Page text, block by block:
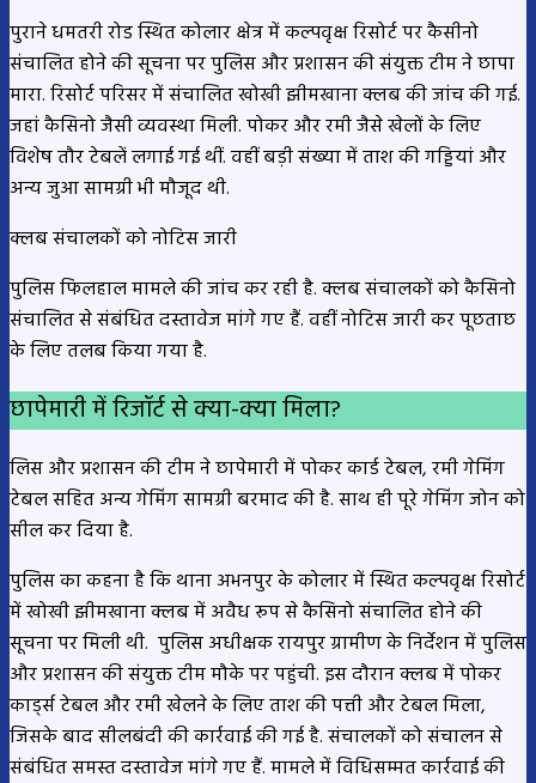
पुराने धमतरी रोड स्थित कोलार क्षेत्र में कल्पवृक्ष रिसोर्ट पर कैसीनो
संचालित होने की सूचना पर पुलिस और प्रशासन की संयुक्त टीम ने छापा
मारा. रिसोर्ट परिसर में संचालित खोखी झीमखाना क्लब की जांच की गई.
जहां कैसिनो जैसी व्यवस्था मिली. पोकर और रमी जैसे खेलों के लिए
विशेष तौर टेबलें लगाई गई थीं. वहीं बड़ी संख्या में ताश की गड्डियां और
अन्य जुआ सामग्री भी मौजूद थी.
क्लब संचालकों को नोटिस जारी
पुलिस फिलहाल मामले की जांच कर रही है. क्लब संचालकों को कैसिनो
संचालित से संबंधित दस्तावेज मांगे गए हैं. वहीं नोटिस जारी कर पूछताछ
के लिए तलब किया गया है.
छापेमारी में रिजॉर्ट से क्या-क्या मिला?
लिस और प्रशासन की टीम ने छापेमारी में पोकर कार्ड टेबल, रमी गेमिंग
टेबल सहित अन्य गेमिंग सामग्री बरमाद की है. साथ ही पूरे गेमिंग जोन को
सील कर दिया है.
पुलिस का कहना है कि थाना अभनपुर के कोलार में स्थित कल्पवृक्ष रिसोर्ट
में खोखी झीमखाना क्लब में अवैध रूप से कैसिनो संचालित होने की
सूचना पर मिली थी. पुलिस अधीक्षक रायपुर ग्रामीण के निर्देशन में पुलिस
और प्रशासन की संयुक्त टीम मौके पर पहुंची. इस दौरान क्लब में पोकर
कार्ड्स टेबल और रमी खेलने के लिए ताश की पत्ती और टेबल मिला,
जिसके बाद सीलबंदी की कार्रवाई की गई है. संचालकों को संचालन से
संबंधित समस्त दस्तावेज मांगे गए हैं. मामले में विधिसम्मत कार्रवाई की